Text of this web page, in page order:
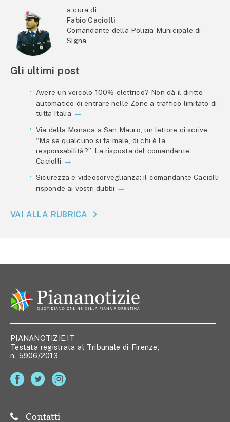
a cura di
Fabio Caciolli
Comandante della Polizia Municipale di
Signa
Gli ultimi post
Avere un veicolo 100% elettrico? Non dà il diritto
automatico di entrare nelle Zone a traffico limitato di
tutta Italia
Via della Monaca a San Mauro, un lettore ci scrive:
“Ma se qualcuno si fa male, di chi è la
responsabilità?”. La risposta del comandante
Caciolli
Sicurezza e videosorveglianza: il comandante Caciolli
risponde ai vostri dubbi
VAI ALLA RUBRICA
PIANANOTIZIE.IT
Testata registrata al Tribunale di Firenze,
n. 5906/2013
Contatti